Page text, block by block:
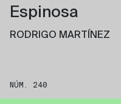
Espinosa
RODRIGO MARTÍNEZ
NÚM. 240